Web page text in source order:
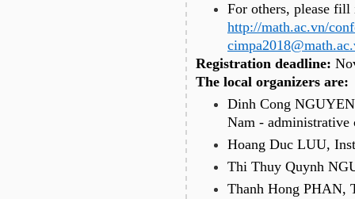
For others, please
http://math.ac.vn/
Registration deadline:
The local organizers are:
Dinh Cong
Nam -
Hoang Duc LUU,
Thi Thuy Quynh
Thanh Hong PHAN,